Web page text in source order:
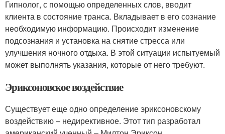
Гипнолог, с помощью определенных слов, вводит
клиента в состояние транса. Вкладывает в его сознание
необходимую информацию. Происходит изменение
подсознания и установка на снятие стресса или
улучшения ночного отдыха. В этой ситуации испытуемый
может выполнять указания, которые от него требуют.
Эриксоновское воздействие
Существует еще одно определение эриксоновскому
воздействию – недирективное. Этот тип разработал